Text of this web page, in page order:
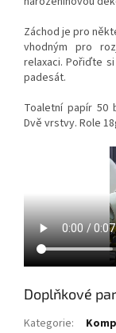
Záchod je pro
vhodným pro
relaxaci. Pořiďte
padesát.
Toaletní papír 50
Dvě vrstvy. Role
Doplňkové
Kategorie: